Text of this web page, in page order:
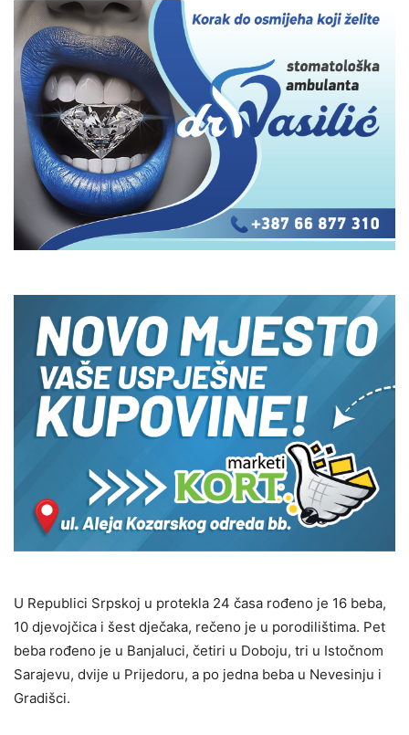
U Republici Srpskoj u protekla 24 časa rođeno je 16 beba,
10 djevojčica i šest dječaka, rečeno je u porodilištima. Pet
beba rođeno je u Banjaluci, četiri u Doboju, tri u Istočnom
Sarajevu, dvije u Prijedoru, a po jedna beba u Nevesinju i
Gradišci.